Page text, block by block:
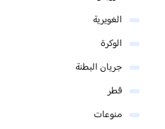
الغويرية
الوكرة
جريان البطنة
قطر
منوعات